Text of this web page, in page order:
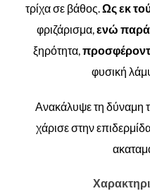
τρίχα σε βάθος. Ως εκ
φριζάρισμα, ενώ
ξηρότητα,
φυσική
Ανακάλυψε τη δύναμη
χάρισε στην